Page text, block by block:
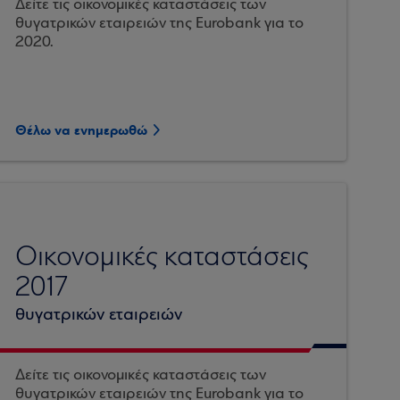
Δείτε τις οικονομικές καταστάσεις των
θυγατρικών εταιρειών της Eurobank για το
2020.
Θέλω να ενημερωθώ
Οικονομικές καταστάσεις
2017
θυγατρικών εταιρειών
Δείτε τις οικονομικές καταστάσεις των
θυγατρικών εταιρειών της Eurobank για το